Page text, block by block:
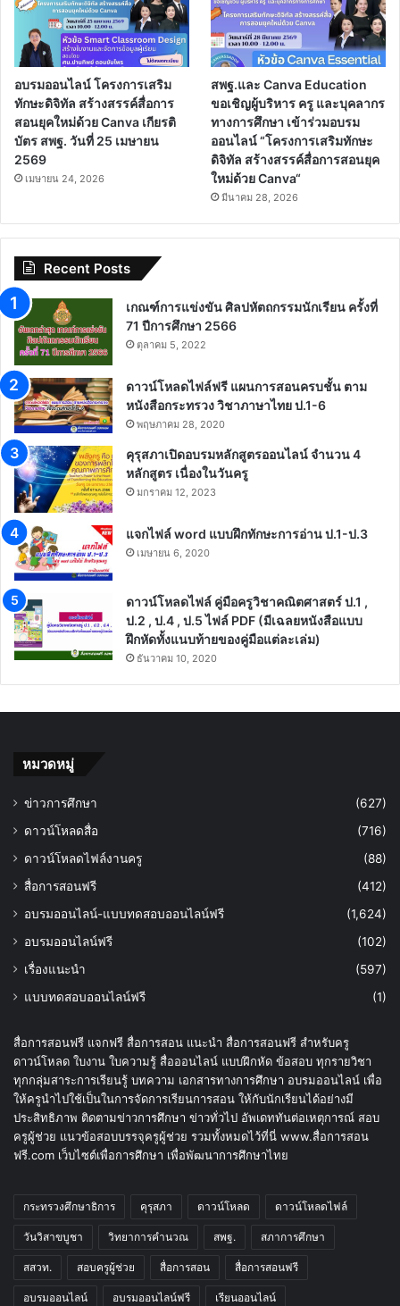
อบรมออนไลน์ โครงการเสริม
ทักษะดิจิทัล สร้างสรรค์สื่อการ
สอนยุคใหม่ด้วย Canva เกียรติ
บัตร สพฐ. วันที่ 25 เมษายน
2569
เมษายน 24, 2026
สพฐ.และ Canva Education
ขอเชิญผู้บริหาร ครู และบุคลากร
ทางการศึกษา เข้าร่วมอบรม
ออนไลน์ “โครงการเสริมทักษะ
ดิจิทัล สร้างสรรค์สื่อการสอนยุค
ใหม่ด้วย Canva“
มีนาคม 28, 2026
Recent Posts
เกณฑ์การแข่งขัน ศิลปหัตถกรรมนักเรียน ครั้งที่
71 ปีการศึกษา 2566
ตุลาคม 5, 2022
ดาวน์โหลดไฟล์ฟรี แผนการสอนครบชั้น ตาม
หนังสือกระทรวง วิชาภาษาไทย ป.1-6
พฤษภาคม 28, 2020
คุรุสภาเปิดอบรมหลักสูตรออนไลน์ จำนวน 4
หลักสูตร เนื่องในวันครู
มกราคม 12, 2023
แจกไฟล์ word แบบฝึกทักษะการอ่าน ป.1-ป.3
เมษายน 6, 2020
ดาวน์โหลดไฟล์ คู่มือครูวิชาคณิตศาสตร์ ป.1 ,
ป.2 , ป.4 , ป.5 ไฟล์ PDF (มีเฉลยหนังสือแบบ
ฝึกหัดทั้งแนบท้ายของคู่มือแต่ละเล่ม)
ธันวาคม 10, 2020
หมวดหมู่
ข่าวการศึกษา
(627)
ดาวน์โหลดสื่อ
(716)
ดาวน์โหลดไฟล์งานครู
(88)
สื่อการสอนฟรี
(412)
อบรมออนไลน์-แบบทดสอบออนไลน์ฟรี
(1,624)
อบรมออนไลน์ฟรี
(102)
เรื่องแนะนำ
(597)
แบบทดสอบออนไลน์ฟรี
(1)
สื่อการสอนฟรี แจกฟรี สื่อการสอน แนะนำ สื่อการสอนฟรี สำหรับครู
ดาวน์โหลด ใบงาน ใบความรู้ สื่อออนไลน์ แบบฝึกหัด ข้อสอบ ทุกรายวิชา
ทุกกลุ่มสาระการเรียนรู้ บทความ เอกสารทางการศึกษา อบรมออนไลน์ เพื่อ
ให้ครูนำไปใช้เป็นในการจัดการเรียนการสอน ให้กับนักเรียนได้อย่างมี
ประสิทธิภาพ ติดตามข่าวการศึกษา ข่าวทั่วไป อัพเดททันต่อเหตุการณ์ สอบ
ครูผู้ช่วย แนวข้อสอบบรรจุครูผู้ช่วย รวมทั้งหมดไว้ที่นี่ www.สื่อการสอน
ฟรี.com เว็บไซต์เพื่อการศึกษา เพื่อพัฒนาการศึกษาไทย
กระทรวงศึกษาธิการ คุรุสภา ดาวน์โหลด ดาวน์โหลดไฟล์
วันวิสาขบูชา วิทยาการคำนวณ สพฐ. สภาการศึกษา
สสวท. สอบครูผู้ช่วย สื่อการสอน สื่อการสอนฟรี
อบรมออนไลน์ อบรมออนไลน์ฟรี เรียนออนไลน์